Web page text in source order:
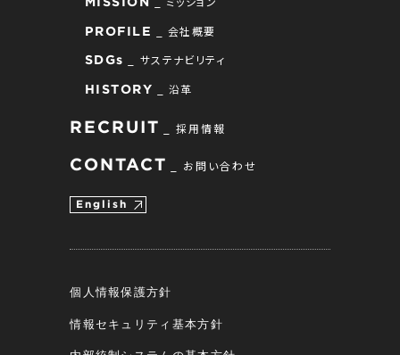
PROFILE 会社概要
SDGs サステナビリティ
HISTORY 沿革
RECRUIT 採用情報
CONTACT お問い合わせ
English
個人情報保護方針
情報セキュリティ基本方針